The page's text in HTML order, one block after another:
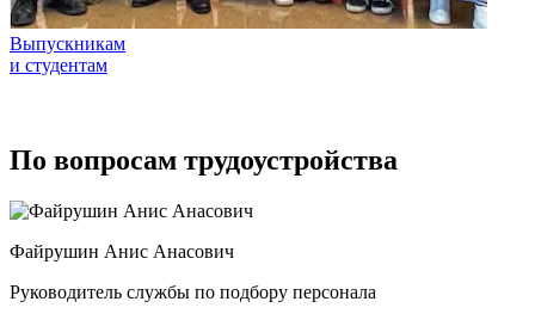
Выпускникам
и студентам
По вопросам трудоустройства
Файрушин Анис Анасович
Руководитель службы по подбору персонала